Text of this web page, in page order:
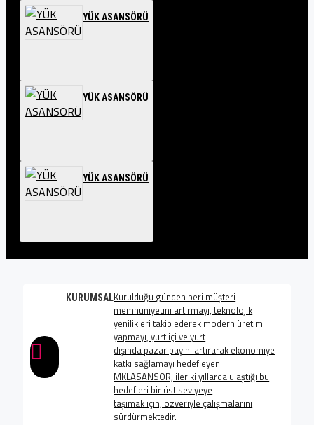
YÜK ASANSÖRÜ
YÜK ASANSÖRÜ
YÜK ASANSÖRÜ
KURUMSALKurulduğu günden beri müşteri
memnuniyetini artırmayı, teknolojik
yenilikleri takip ederek modern üretim
yapmayı, yurt içi ve yurt
dışında pazar payını artırarak ekonomiye
katkı sağlamayı hedefleyen
MKLASANSÖR, ileriki yıllarda ulaştığı bu
hedefleri bir üst seviyeye
taşımak için, özveriyle çalışmalarını
sürdürmektedir.